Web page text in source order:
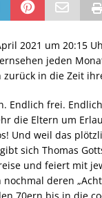
2021 um 20:15
jeden
zurück in die Zeit
Endlich frei.
die Eltern um
Und weil das
sich Thomas
und feiert mit
deren